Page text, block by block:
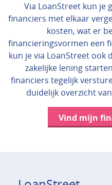
Via LoanStreet kun je
financiers met elkaar
kosten, wat er
financieringsvormen een
kun je via LoanStreet ook
zakelijke lening
financiers tegelijk
duidelijk overzicht
Vind mijn